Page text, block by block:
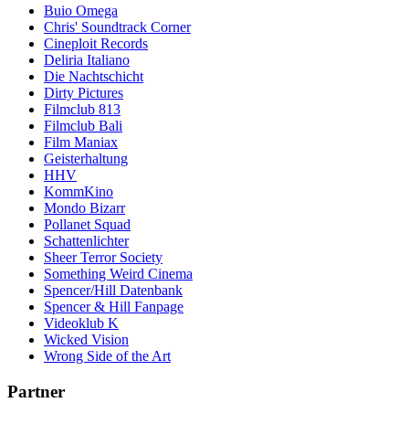
Buio Omega
Chris' Soundtrack Corner
Cineploit Records
Deliria Italiano
Die Nachtschicht
Dirty Pictures
Filmclub 813
Filmclub Bali
Film Maniax
Geisterhaltung
HHV
KommKino
Mondo Bizarr
Pollanet Squad
Schattenlichter
Sheer Terror Society
Something Weird Cinema
Spencer/Hill Datenbank
Spencer & Hill Fanpage
Videoklub K
Wicked Vision
Wrong Side of the Art
Partner